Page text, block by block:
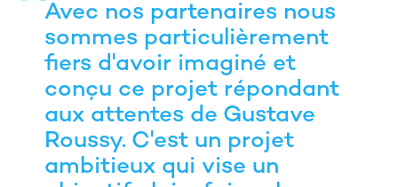
Avec nos partenaires nous
sommes particulièrement
fiers d'avoir imaginé et
conçu ce projet répondant
aux attentes de Gustave
Roussy. C'est un projet
ambitieux qui vise un